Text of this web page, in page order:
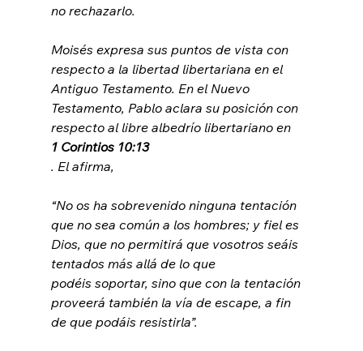
no rechazarlo.
Moisés expresa sus puntos de vista con
respecto a la libertad libertariana en el
Antiguo Testamento. En el Nuevo
Testamento, Pablo aclara su posición con
respecto al libre albedrío libertariano en
1 Corintios 10:13
“No os ha sobrevenido ninguna tentación
que no sea común a los hombres; y fiel es
Dios, que no permitirá que vosotros seáis
tentados más allá de lo que
podéis soportar, sino que con la tentación
proveerá también la vía de escape, a fin
de que podáis resistirla”.